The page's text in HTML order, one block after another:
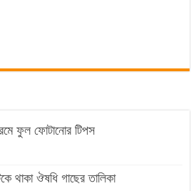
ফুল ফোটানোর টিপস
থাকা ঔষধি গাছের তালিকা